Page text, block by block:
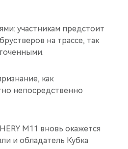
участникам предстоит
на трассе, так
как
непосредственно
M11 вновь окажется
и обладатель Кубка